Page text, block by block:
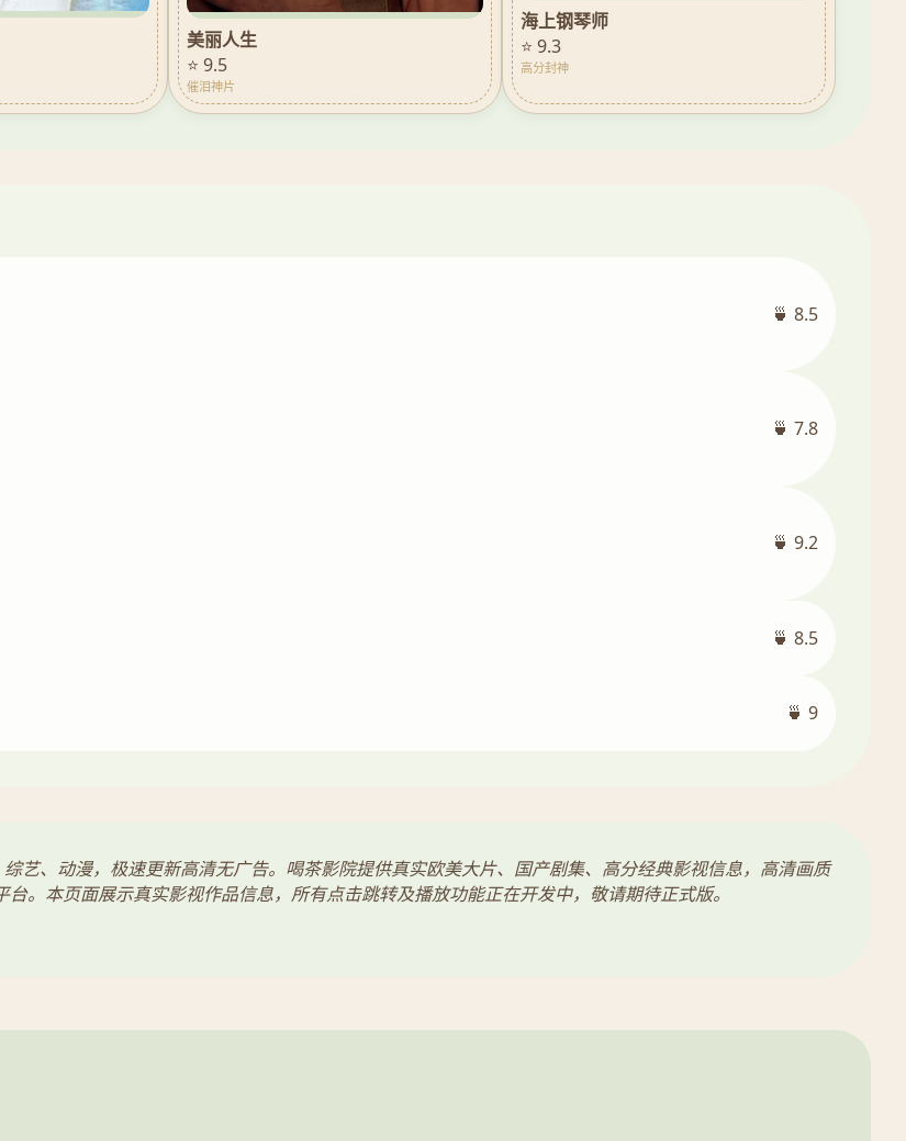
美丽人生
⭐ 9.5
催泪神片
海上钢琴师
⭐ 9.3
高分封神
🍵 8.5
🍵 7.8
🍵 9.2
🍵 8.5
🍵 9
艺、动漫，极速更新高清无广告。喝茶影院提供真实欧美大片、国产剧集、高分经典影视信息，高清画质
。本页面展示真实影视作品信息，所有点击跳转及播放功能正在开发中，敬请期待正式版。